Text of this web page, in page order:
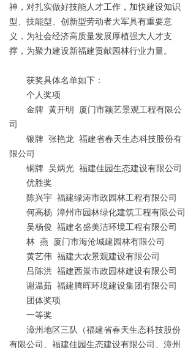
神，对扎实做好技能人才工作，加快建设知识
型、技能型、创新型劳动者大军具有重要意
义，为社会经济高质量发展厚植强大人才支
撑，为聚力建设新福建贡献园林行业力量。
获奖具体名单如下：
个人奖项
金牌 黄开明 厦门市颖艺景观工程有限公
司
银牌 张艳龙 福建省春天生态科技股份有
限公司
铜牌 吴炳光 福建佳园生态建设有限公司
优胜奖
陈兴宇 福建绿涛市政园林工程有限公司
何高杨 漳州市园林绿化建筑工程有限公司
吴杨俊 福建名盛美洁环境工程有限公司
林 燕 厦门市海沧城建园林有限公司
黄艺伟 福建大农景观建设有限公司
吕陈洪 福建西景市政园林建设有限公司
谢温茹 福建腾晖环境建设集团有限公司
团体奖项
一等奖
漳州地区三队（福建省春天生态科技股份
有限公司、福建佳园生态建设有限公司、漳州